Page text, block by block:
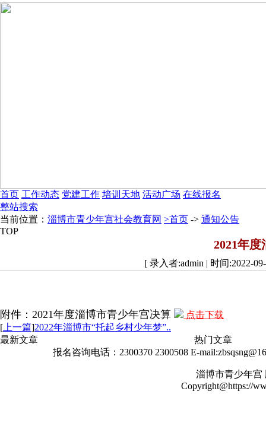
首页 工作动态 党建工作 培训天地 活动广场 在线报名
整站搜索
当前位置： 淄博市青少年宫社会教育网 >首页 -> 通知公告
TOP
2021年
[ 录入者:admin | 时间:2022-
附件：2021年度淄博市青少年宫决算
点击下载
[ 上一篇]2022年淄博市“托起乡村少年梦”..
最新文章
热门文章
报名咨询电话：2300370 2300508 E-
淄博市青少年
Copyright@https://